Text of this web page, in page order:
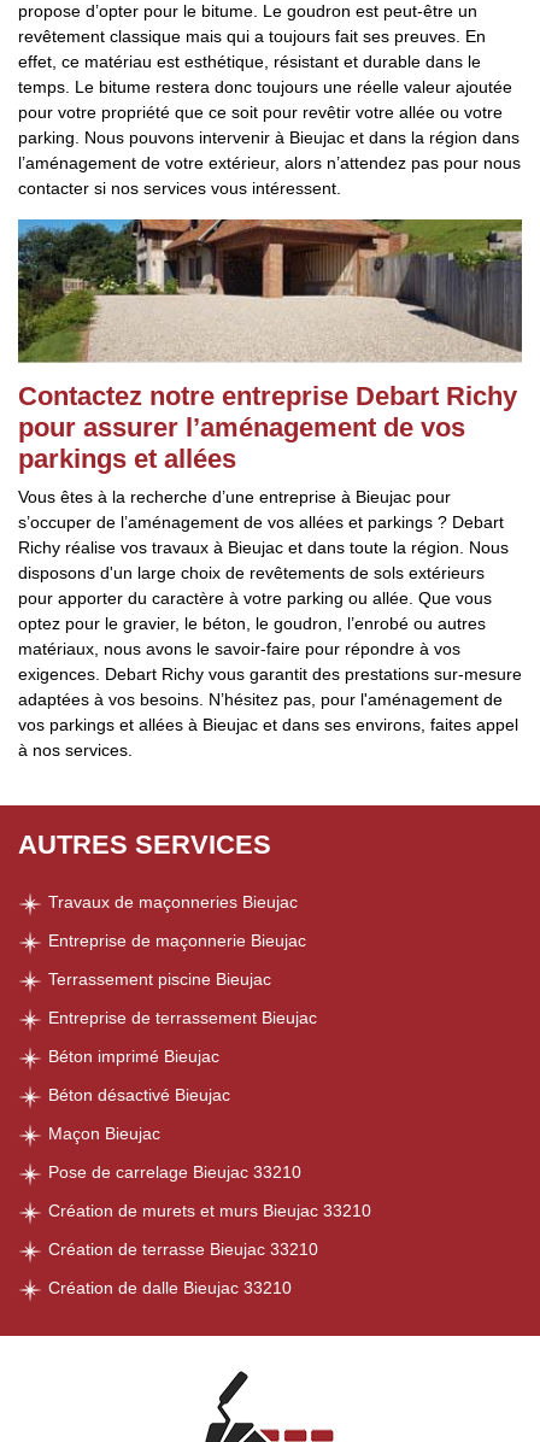
propose d’opter pour le bitume. Le goudron est peut-être un
revêtement classique mais qui a toujours fait ses preuves. En
effet, ce matériau est esthétique, résistant et durable dans le
temps. Le bitume restera donc toujours une réelle valeur ajoutée
pour votre propriété que ce soit pour revêtir votre allée ou votre
parking. Nous pouvons intervenir à Bieujac et dans la région dans
l’aménagement de votre extérieur, alors n’attendez pas pour nous
contacter si nos services vous intéressent.
Contactez notre entreprise Debart Richy
pour assurer l’aménagement de vos
parkings et allées
Vous êtes à la recherche d’une entreprise à Bieujac pour
s’occuper de l’aménagement de vos allées et parkings ? Debart
Richy réalise vos travaux à Bieujac et dans toute la région. Nous
disposons d'un large choix de revêtements de sols extérieurs
pour apporter du caractère à votre parking ou allée. Que vous
optez pour le gravier, le béton, le goudron, l’enrobé ou autres
matériaux, nous avons le savoir-faire pour répondre à vos
exigences. Debart Richy vous garantit des prestations sur-mesure
adaptées à vos besoins. N’hésitez pas, pour l'aménagement de
vos parkings et allées à Bieujac et dans ses environs, faites appel
à nos services.
AUTRES SERVICES
Travaux de maçonneries Bieujac
Entreprise de maçonnerie Bieujac
Terrassement piscine Bieujac
Entreprise de terrassement Bieujac
Béton imprimé Bieujac
Béton désactivé Bieujac
Maçon Bieujac
Pose de carrelage Bieujac 33210
Création de murets et murs Bieujac 33210
Création de terrasse Bieujac 33210
Création de dalle Bieujac 33210